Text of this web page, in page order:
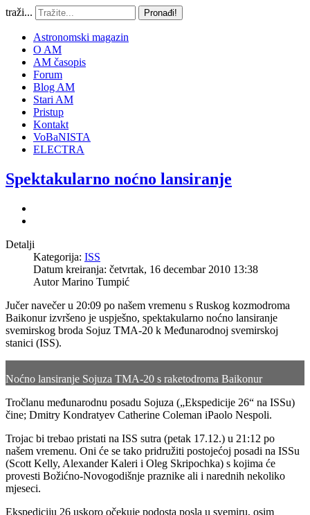
traži... Pronađi!
Astronomski magazin
O AM
AM časopis
Forum
Blog AM
Stari AM
Pristup
Kontakt
VoBaNISTA
ELECTRA
Spektakularno noćno lansiranje
Detalji
Kategorija: ISS
Datum kreiranja: četvrtak, 16 decembar 2010 13:38
AutorMarino Tumpić
Jučer navečer u 20:09 po našem vremenu s Ruskog kozmodroma
Baikonur izvršeno je uspješno, spektakularno noćno lansiranje
svemirskog broda Sojuz TMA-20 k Međunarodnoj svemirskoj
stanici (ISS).
Noćno lansiranje Sojuza TMA-20 s raketodroma Baikonur
Tročlanu međunarodnu posadu Sojuza („Ekspedicije 26“ na ISSu)
čine; Dmitry Kondratyev Catherine Coleman iPaolo Nespoli.
Trojac bi trebao pristati na ISS sutra (petak 17.12.) u 21:12 po
našem vremenu. Oni će se tako pridružiti postojećoj posadi na ISSu
(Scott Kelly, Alexander Kaleri i Oleg Skripochka) s kojima će
provesti Božićno-Novogodišnje praznike ali i narednih nekoliko
mjeseci.
Ekspediciju 26 uskoro očekuje podosta posla u svemiru, osim